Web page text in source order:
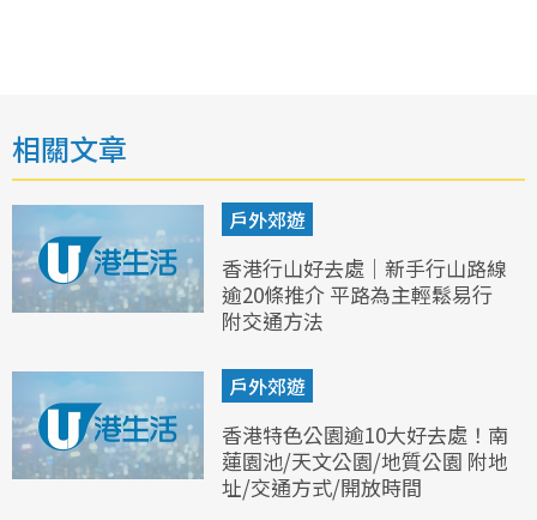
相關文章
戶外郊遊
香港行山好去處｜新手行山路線
逾20條推介 平路為主輕鬆易行
附交通方法
戶外郊遊
香港特色公園逾10大好去處！南
蓮園池/天文公園/地質公園 附地
址/交通方式/開放時間